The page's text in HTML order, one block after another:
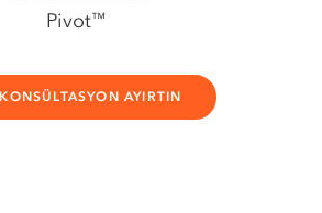
Pivot™
AYIRTIN